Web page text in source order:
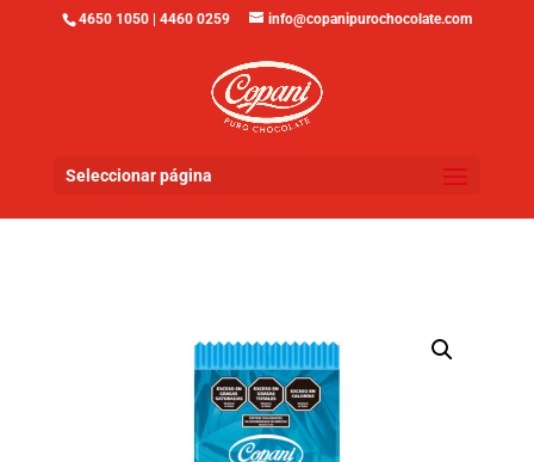
4650 1050 | 4460 0259 info@copanipurochocolate.com
Seleccionar página